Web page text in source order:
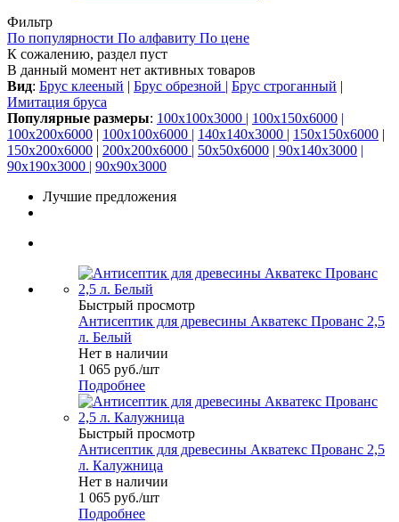
Фильтр
По популярности По алфавиту По цене
К сожалению, раздел пуст
В данный момент нет активных товаров
Вид: Брус клееный | Брус обрезной | Брус строганный |
Имитация бруса
Популярные размеры: 100x100x3000 | 100x150x6000 |
100x200x6000 | 100х100х6000 | 140x140x3000 | 150x150x6000 |
150x200x6000 | 200x200x6000 | 50x50x6000 | 90x140x3000 |
90x190x3000 | 90x90x3000
Лучшие предложения
Быстрый просмотр
Антисептик для древесины Акватекс Прованс 2,5
л. Белый
Нет в наличии
1 065 руб./шт
Подробнее
Быстрый просмотр
Антисептик для древесины Акватекс Прованс 2,5
л. Калужница
Нет в наличии
1 065 руб./шт
Подробнее